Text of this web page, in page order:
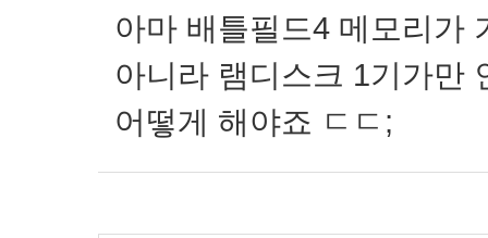
아마 배틀필드4 메모리가
아니라 램디스크 1기가만
어떻게 해야죠 ㄷㄷ;